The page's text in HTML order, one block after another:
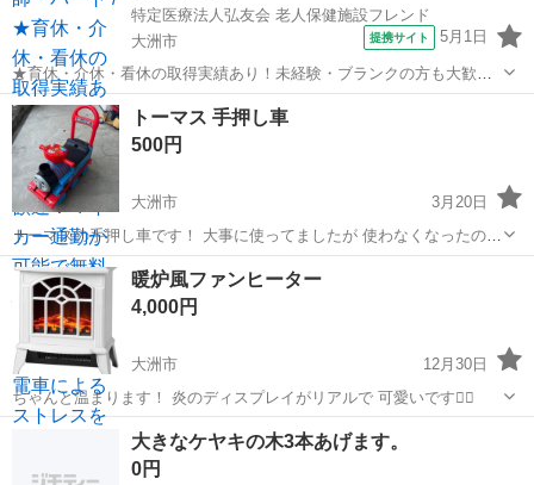
特定医療法人弘友会 老人保健施設フレンド
大洲市
提携サイト 5月1日
★育休・介休・看休の取得実績あり！未経験・ブランクの方も大歓
迎！マイカー通勤が可能で無料駐車場を完備しているので、満員電車
によるストレスを感じることなく毎日快適に通勤できます★ 時給：
1,100円~1,300円 アクセ...
愛媛 大洲市
トーマス 手押し車
500円
大洲市
3月20日
トーマスの手押し車です！ 大事に使ってましたが 使わなくなったので
( ¨̮ )愛媛 大洲市 その他 手押し車
暖炉風ファンヒーター
4,000円
大洲市
12月30日
ちゃんと温まります！ 炎のディスプレイがリアルで 可愛いです❁⃘
愛媛 大洲市 その他 暖炉
大きなケヤキの木3本あげます。
0円